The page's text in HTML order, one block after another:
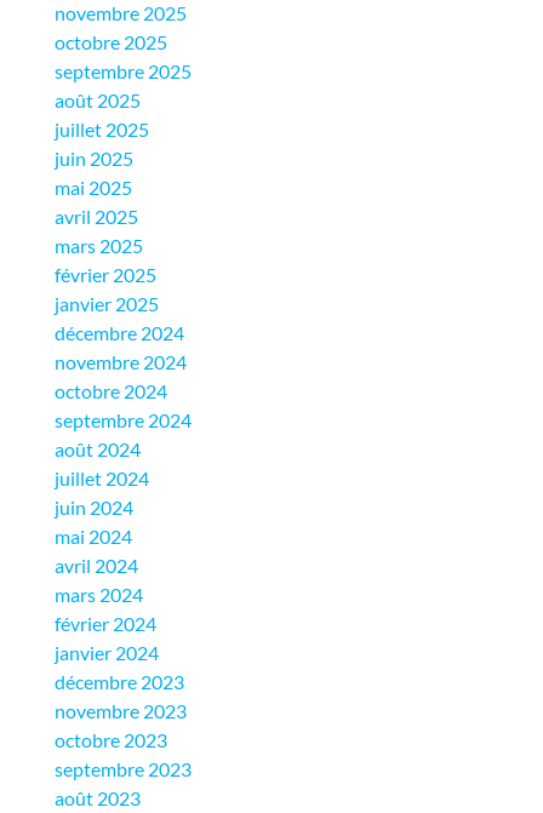
novembre 2025
octobre 2025
septembre 2025
août 2025
juillet 2025
juin 2025
mai 2025
avril 2025
mars 2025
février 2025
janvier 2025
décembre 2024
novembre 2024
octobre 2024
septembre 2024
août 2024
juillet 2024
juin 2024
mai 2024
avril 2024
mars 2024
février 2024
janvier 2024
décembre 2023
novembre 2023
octobre 2023
septembre 2023
août 2023